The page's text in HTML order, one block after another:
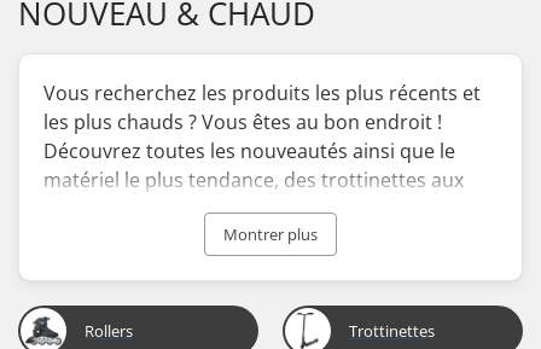
NOUVEAU & CHAUD
Vous recherchez les produits les plus récents et
les plus chauds ? Vous êtes au bon endroit !
Découvrez toutes les nouveautés ainsi que le
matériel le plus tendance, des trottinettes aux
skates en passant par les vélos BMX, les planches
et bien plus encore. Tout ce dont vous avez
nos meilleures offres du moment, sur les
Montrer plus
Rollers Trottinettes